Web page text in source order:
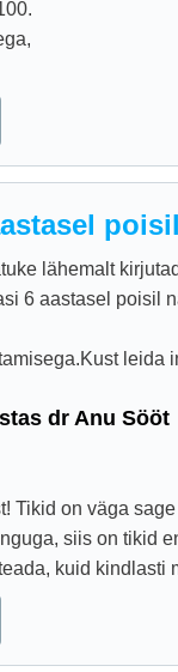
poisil
lähemalt
6 aastasel poisil
leida
dr Anu Sööt
Tikid on väga
siis on tikid
kuid kindlasti